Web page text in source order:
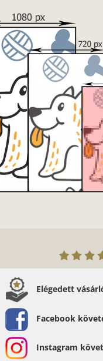
Elégedett
Facebook
Instagram